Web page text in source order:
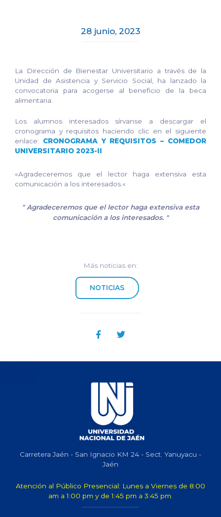
28 junio, 2023
La Dirección de Bienestar Universitario a través de la
Unidad de Asistencia y Servicio Social, ha lanzado la
convocatoria para acogerse al beneficio de la beca
alimentaria.
Los alumnos interesados sírvanse a descargar el
cronograma y requisitos haciendo clic en el siguiente
enlace: CRONOGRAMA Y REQUISITOS – COMEDOR
UNIVERSITARIO 2023-II
«Agradeceremos que el lector haga extensiva esta
comunicación a los interesados.«
"Agradeceremos que el lector haga extensiva esta
comunicación a los interesados. "
Más noticias en:
NOTICIAS
Carretera Jaén - San Ignacio KM 24 - Sect. Yanuyacu -
Jaén
Atención al Público Presencial: Lunes a Viernes de 8:00
am a 1:00 pm y de 1:45 pm a 3:45 pm.